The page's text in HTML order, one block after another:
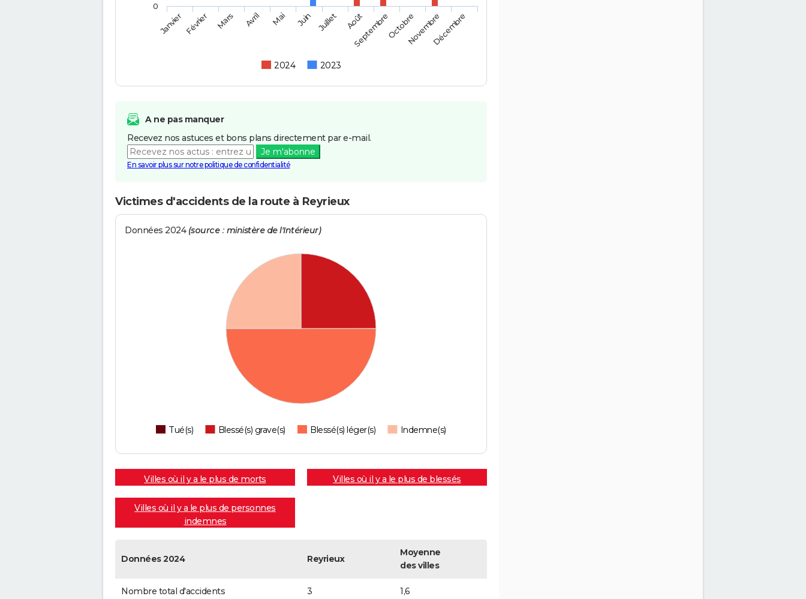
2024 2023
JanvierFévrier Mars Avril Mai Juin Juillet Août
SeptembreOctobreNovembreDécembre
0
A ne pas manquer
Recevez nos astuces et bons plans directement par e-mail.
Je m'abonne
En savoir plus sur notre politique de confidentialité
Victimes d'accidents de la route à Reyrieux
Données 2024 (source : ministère de l'Intérieur)
Tué(s) Blessé(s) grave(s) Blessé(s) léger(s) Indemne(s)
Villes où il y a le plus de morts Villes où il y a le plus de blessés
Villes où il y a le plus de personnes
indemnes
Données 2024 Reyrieux
Moyenne
des villes
Nombre total d'accidents 3 1,6